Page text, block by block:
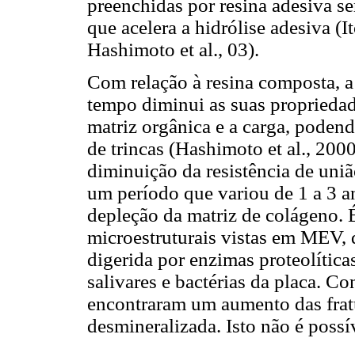
preenchidas por resina adesiva
que acelera a hidrólise adesiva
Hashimoto et al., 03).
Com relação à resina composta,
tempo diminui as suas
matriz orgânica e a carga,
de trincas (Hashimoto et al.,
diminuição da resistência de
um período que variou de 1 a 3
depleção da matriz de colágeno.
microestruturais vistas em MEV,
digerida por enzimas
salivares e bactérias da placa.
encontraram um aumento das
desmineralizada. Isto não é